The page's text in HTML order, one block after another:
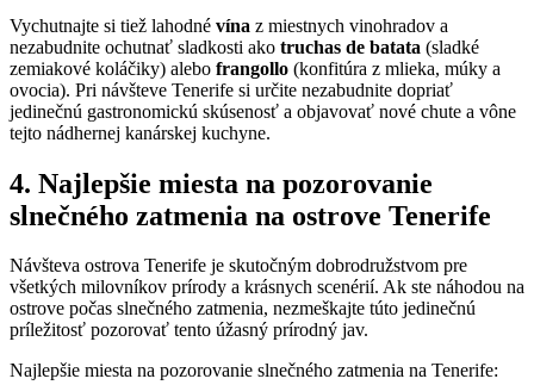
Vychutnajte si tiež lahodné vína z miestnych vinohradov a
nezabudnite ochutnať sladkosti ako truchas de batata (sladké
zemiakové koláčiky) alebo frangollo (konfitúra z mlieka, múky a
ovocia). Pri návšteve Tenerife si určite nezabudnite dopriať
jedinečnú gastronomickú skúsenosť a objavovať nové chute a vône
tejto nádhernej kanárskej kuchyne.
4. Najlepšie miesta na pozorovanie
slnečného zatmenia na ostrove Tenerife
Návšteva ostrova Tenerife je skutočným dobrodružstvom pre
všetkých milovníkov prírody a krásnych scenérií. Ak ste náhodou na
ostrove počas slnečného zatmenia, nezmeškajte túto jedinečnú
príležitosť pozorovať tento úžasný prírodný jav.
Najlepšie miesta na pozorovanie slnečného zatmenia na Tenerife: